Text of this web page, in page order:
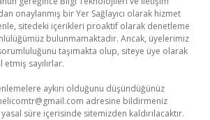
onaylanmış bir Yer Sağlayıcı olarak hizmet
sitedeki içerikleri proaktif olarak denetleme
bulunmamaktadır. Ancak, üyelerimiz
taşımakta olup, siteye üye olarak
sayılırlar.
aykırı olduğunu düşündüğünüz
adresine bildirmeniz
süre içerisinde sitemizden kaldırılacaktır.